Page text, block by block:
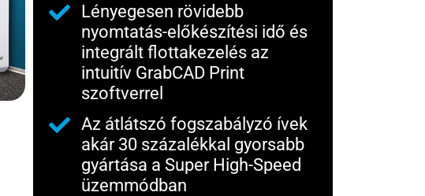
Lényegesen rövidebb
nyomtatás-előkészítési idő és
integrált flottakezelés az
intuitív GrabCAD Print
szoftverrel
Az átlátszó fogszabályzó ívek
akár 30 százalékkal gyorsabb
gyártása a Super High-Speed
üzemmódban